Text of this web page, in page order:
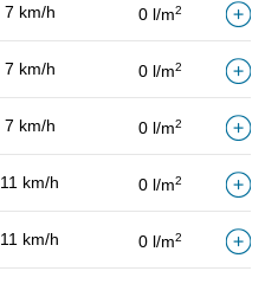
7 km/h 0 l/m2
7 km/h 0 l/m2
7 km/h 0 l/m2
11 km/h 0 l/m2
11 km/h 0 l/m2